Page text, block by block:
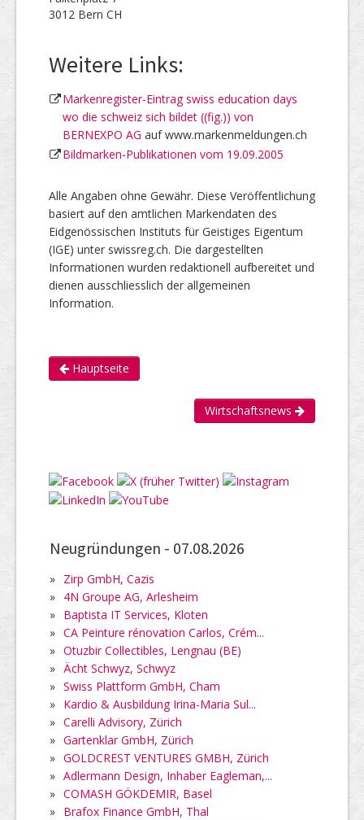
3012 Bern CH
Weitere Links:
Markenregister-Eintrag swiss education days
wo die schweiz sich bildet ((fig.)) von
BERNEXPO AG auf www.markenmeldungen.ch
Bildmarken-Publikationen vom 19.09.2005
Alle Angaben ohne Gewähr. Diese Veröffentlichung
basiert auf den amtlichen Markendaten des
Eidgenössischen Instituts für Geistiges Eigentum
(IGE) unter swissreg.ch. Die dargestellten
Informationen wurden redaktionell aufbereitet und
dienen ausschliesslich der allgemeinen
Information.
Hauptseite
Wirtschaftsnews
Neugründungen - 07.08.2026
» Zirp GmbH, Cazis
» 4N Groupe AG, Arlesheim
» Baptista IT Services, Kloten
» CA Peinture rénovation Carlos, Crém...
» Otuzbir Collectibles, Lengnau (BE)
» Ächt Schwyz, Schwyz
» Swiss Plattform GmbH, Cham
» Kardio & Ausbildung Irina-Maria Sul...
» Carelli Advisory, Zürich
» Gartenklar GmbH, Zürich
» GOLDCREST VENTURES GMBH, Zürich
» Adlermann Design, Inhaber Eagleman,...
» COMASH GÖKDEMIR, Basel
» Brafox Finance GmbH, Thal